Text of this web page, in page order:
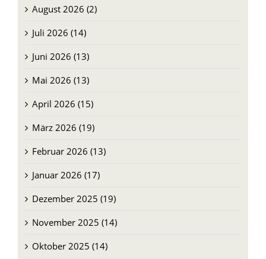
August 2026 (2)
Juli 2026 (14)
Juni 2026 (13)
Mai 2026 (13)
April 2026 (15)
März 2026 (19)
Februar 2026 (13)
Januar 2026 (17)
Dezember 2025 (19)
November 2025 (14)
Oktober 2025 (14)